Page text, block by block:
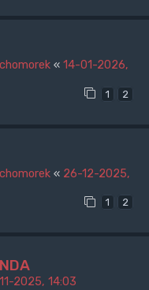
« 14-01-2026,
1 2
« 26-12-2025,
1 2
2025, 14:03